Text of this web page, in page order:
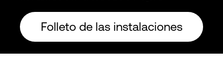
Folleto de las instalaciones